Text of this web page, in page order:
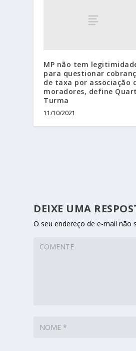
MP não tem
para questionar
de taxa por associação
moradores, define
Turma
11/10/2021
DEIXE UMA
O seu endereço de e-mail não